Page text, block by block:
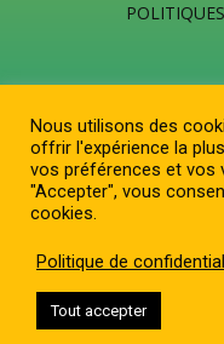
Nous utilisons des
offrir l'expérience la
vos préférences et vos
"Accepter", vous
cookies.
Politique de
Tout accepter